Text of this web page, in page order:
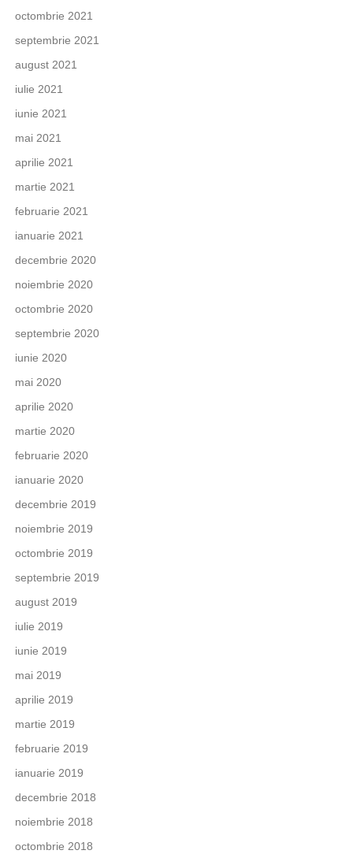
octombrie 2021
septembrie 2021
august 2021
iulie 2021
iunie 2021
mai 2021
aprilie 2021
martie 2021
februarie 2021
ianuarie 2021
decembrie 2020
noiembrie 2020
octombrie 2020
septembrie 2020
iunie 2020
mai 2020
aprilie 2020
martie 2020
februarie 2020
ianuarie 2020
decembrie 2019
noiembrie 2019
octombrie 2019
septembrie 2019
august 2019
iulie 2019
iunie 2019
mai 2019
aprilie 2019
martie 2019
februarie 2019
ianuarie 2019
decembrie 2018
noiembrie 2018
octombrie 2018